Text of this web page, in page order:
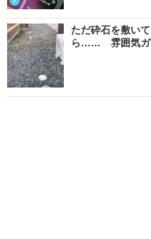
ただ砕石を敷い
ら…… 雰囲気ガ